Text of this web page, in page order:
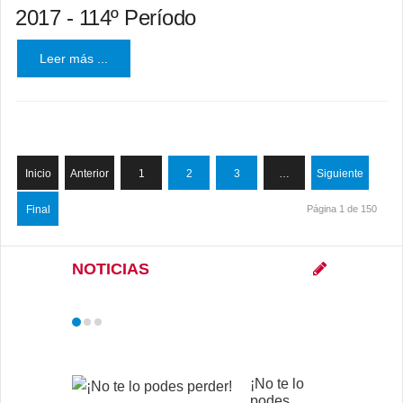
2017 - 114º Período
Leer más ...
Inicio Anterior 1 2 3 … Siguiente
Final Página 1 de 150
NOTICIAS
¡No te lo